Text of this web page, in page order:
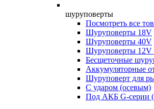
шуруповерты
Посмотреть все
Шуруповерты 18V
Шуруповерты 40V
Шуруповерты 12V
Бесщеточные
Аккумуляторные
Шуруповерт для
С ударом (осевым)
Под АКБ G-серии